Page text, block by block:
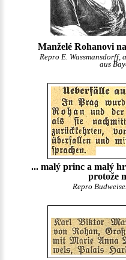
Manželé Rohanovi
Repro E. Wassmansdorff,
aus
... malý princ a malý
protože
Repro